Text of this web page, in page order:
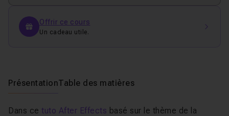
Offrir ce cours
Un cadeau utile.
PrésentationTable des matières
Dans ce tuto After Effects basé sur le thème de la